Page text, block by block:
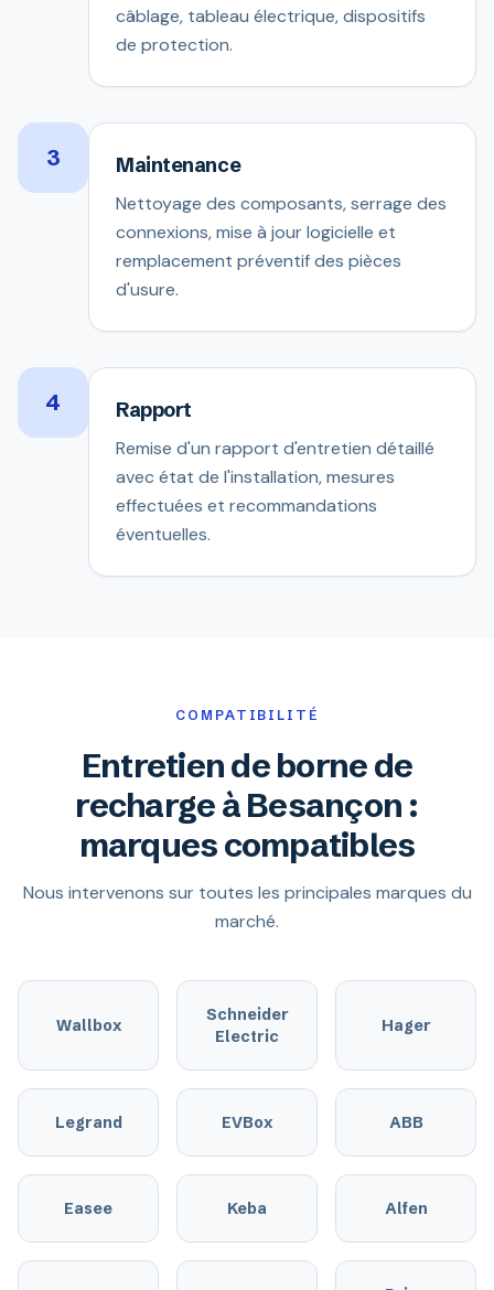
câblage, tableau électrique, dispositifs
de protection.
3 Maintenance
Nettoyage des composants, serrage des
connexions, mise à jour logicielle et
remplacement préventif des pièces
d'usure.
4 Rapport
Remise d'un rapport d'entretien détaillé
avec état de l'installation, mesures
effectuées et recommandations
éventuelles.
COMPATIBILITÉ
Entretien de borne de
recharge à Besançon :
marques compatibles
Nous intervenons sur toutes les principales marques du
marché.
Wallbox
Schneider
Electric
Hager
Legrand EVBox ABB
Easee Keba Alfen